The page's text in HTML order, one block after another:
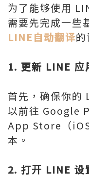
为了能够使用
需要先完成一些
LINE自动翻译的
1. 更新 LINE 应
首先，确保你的
以前往 Google
App Store（
本。
2. 打开 LINE 设